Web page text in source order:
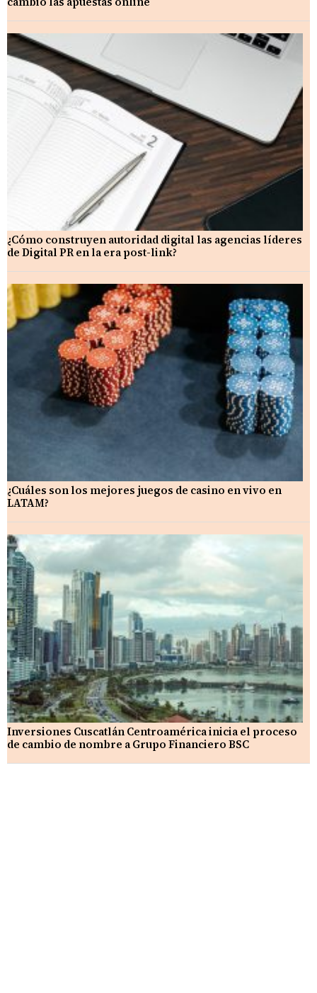
¿Cómo construyen autoridad digital las agencias líderes
de Digital PR en la era post-link?
¿Cuáles son los mejores juegos de casino en vivo en
LATAM?
Inversiones Cuscatlán Centroamérica inicia el proceso
de cambio de nombre a Grupo Financiero BSC